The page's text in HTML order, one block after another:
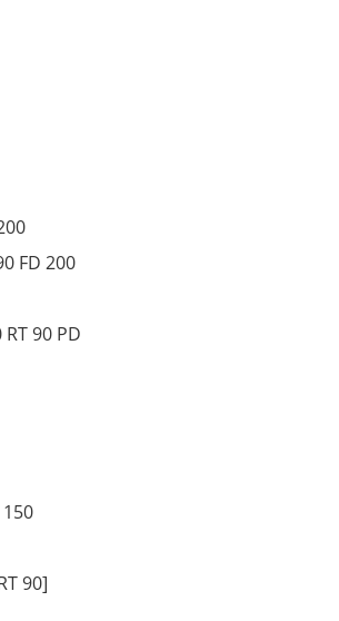
FD 200
RT 90 PD
150
90]